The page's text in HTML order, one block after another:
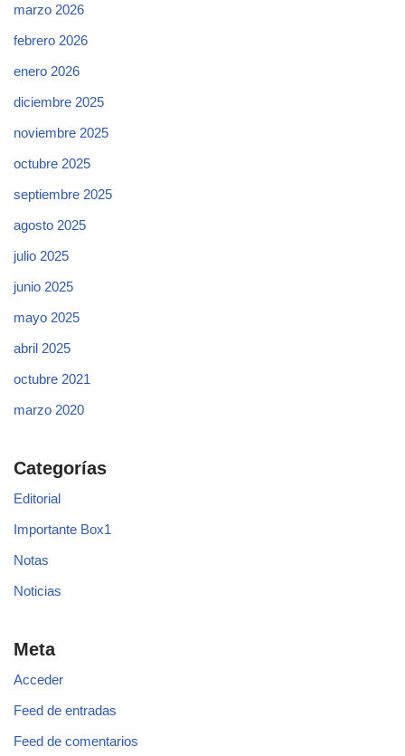
marzo 2026
febrero 2026
enero 2026
diciembre 2025
noviembre 2025
octubre 2025
septiembre 2025
agosto 2025
julio 2025
junio 2025
mayo 2025
abril 2025
octubre 2021
marzo 2020
Categorías
Editorial
Importante Box1
Notas
Noticias
Meta
Acceder
Feed de entradas
Feed de comentarios